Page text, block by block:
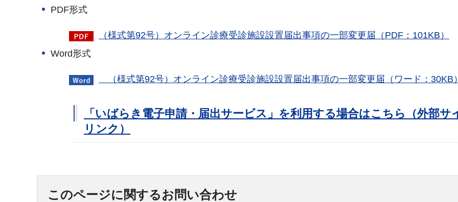
PDF形式
（様式第92号）オンライン診療受診施設設置届出事項の一部変更届（PDF：101KB）
Word形式
（様式第92号）オンライン診療受診施設設置届出事項の一部変更届（ワード：30KB
「いばらき電子申請・届出サービス」を利用する場合はこちら（外部サ
リンク）
このページに関するお問い合わせ